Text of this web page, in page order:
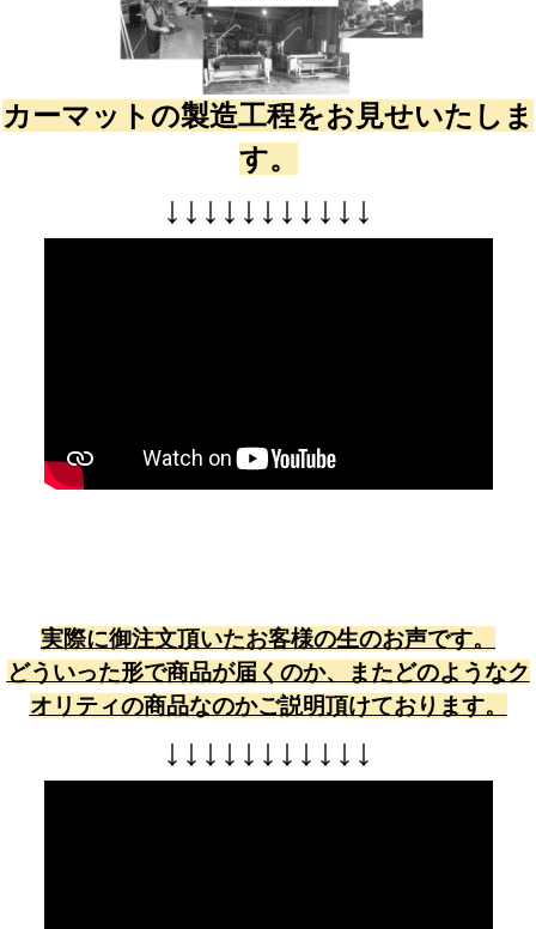
カーマットの製造工程をお見せいたしま
す。
↓ ↓ ↓ ↓ ↓ ↓ ↓ ↓ ↓ ↓ ↓
実際に御注文頂いたお客様の生のお声です。
どういった形で商品が届くのか、またどのようなク
オリティの商品なのかご説明頂けております。
↓ ↓ ↓ ↓ ↓ ↓ ↓ ↓ ↓ ↓ ↓